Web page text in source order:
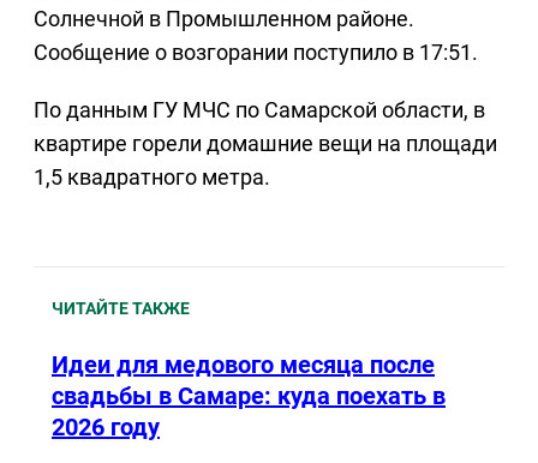
Солнечной в Промышленном районе.
Сообщение о возгорании поступило в 17:51.
По данным ГУ МЧС по Самарской области, в
квартире горели домашние вещи на площади
1,5 квадратного метра.
ЧИТАЙТЕ ТАКЖЕ
Идеи для медового месяца после
свадьбы в Самаре: куда поехать в
2026 году